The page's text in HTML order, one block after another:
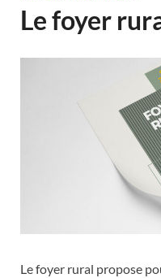
Le foyer
Le foyer rural propose